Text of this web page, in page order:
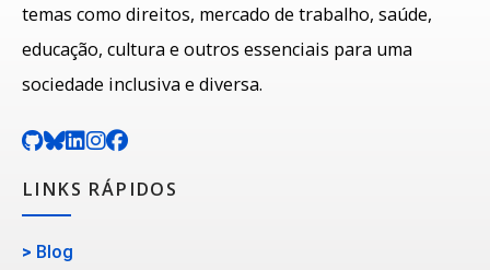
temas como direitos, mercado de trabalho, saúde,
educação, cultura e outros essenciais para uma
sociedade inclusiva e diversa.
LINKS RÁPIDOS
> Blog